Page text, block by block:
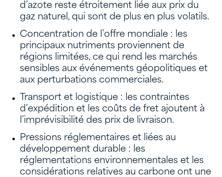
d’azote reste étroitement liée aux prix du
gaz naturel, qui sont de plus en plus volatils.
Concentration de l’offre mondiale : les
principaux nutriments proviennent de
régions limitées, ce qui rend les marchés
sensibles aux événements géopolitiques et
aux perturbations commerciales.
Transport et logistique : les contraintes
d’expédition et les coûts de fret ajoutent à
l’imprévisibilité des prix de livraison.
Pressions réglementaires et liées au
développement durable : les
réglementations environnementales et les
considérations relatives au carbone ont une